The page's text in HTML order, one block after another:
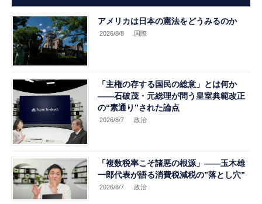
アメリカは日本の憲法をどうみるのか
2026/8/8 .国際
「主権の存する国民の総意」とは何か
――石破茂・元総理が問う皇室典範改正
の“素通り”された論点
2026/8/7 .政治
「複数税率こそ諸悪の根源」――玉木雄
一郎代表が語る消費税減税の”落とし穴”
2026/8/7 .政治